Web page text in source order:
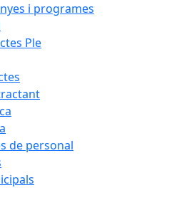
i programes
Ple
de personal